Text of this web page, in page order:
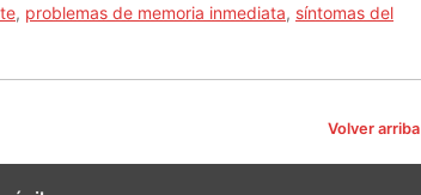
, problemas de memoria inmediata, síntomas del
Volver arriba